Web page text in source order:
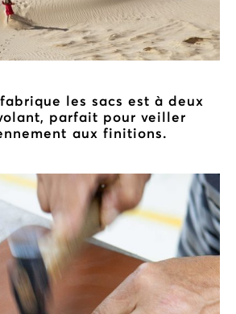
les sacs est à deux
parfait pour veiller
aux finitions.